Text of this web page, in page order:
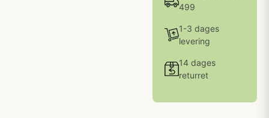
499
1-3 dages
levering
14 dages
returret